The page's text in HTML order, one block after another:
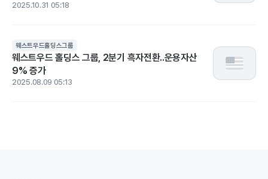
2025.10.31 05:18
웨스트우드홀딩스그룹
웨스트우드 홀딩스 그룹, 2분기 흑자전환..운용자산
9% 증가
2025.08.09 05:13